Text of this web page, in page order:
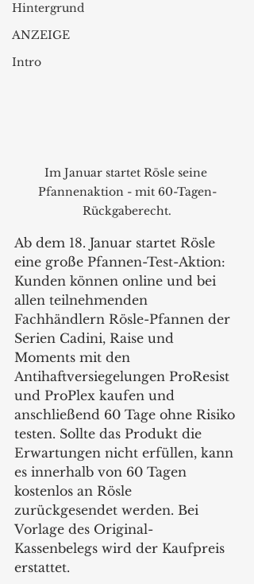
Hintergrund
ANZEIGE
Intro
Im Januar startet Rösle seine
Pfannenaktion - mit 60-Tagen-
Rückgaberecht.
Ab dem 18. Januar startet Rösle
eine große Pfannen-Test-Aktion:
Kunden können online und bei
allen teilnehmenden
Fachhändlern Rösle-Pfannen der
Serien Cadini, Raise und
Moments mit den
Antihaftversiegelungen ProResist
und ProPlex kaufen und
anschließend 60 Tage ohne Risiko
testen. Sollte das Produkt die
Erwartungen nicht erfüllen, kann
es innerhalb von 60 Tagen
kostenlos an Rösle
zurückgesendet werden. Bei
Vorlage des Original-
Kassenbelegs wird der Kaufpreis
erstattet.